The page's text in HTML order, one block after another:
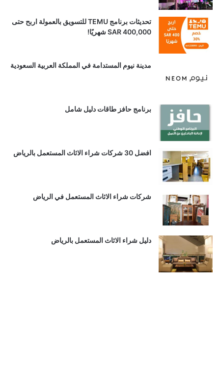
تحديثات برنامج TEMU للتسويق بالعمولة اربح حتى
SAR 400,000 شهريًا!
مدينة نيوم المستدامة في المملكة العربية السعودية
برنامج حافز طاقات دليل شامل
افضل 30 شركات شراء الاثاث المستعمل بالرياض
شركات شراء الاثاث المستعمل في الرياض
دليل شراء الاثاث المستعمل بالرياض